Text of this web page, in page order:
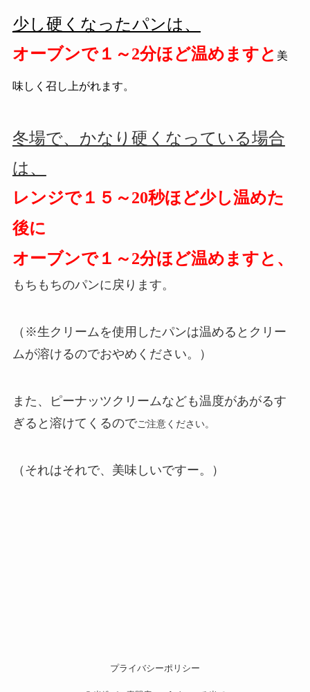
少し硬くなったパンは、
オーブンで１～2分ほど温めますと 美
味しく召し上がれます。
冬場で、かなり硬くなっている場合
は、
レンジで１５～20秒ほど少し温めた
後に
オーブンで１～2分ほど温めますと、
もちもちのパンに戻ります。
（※生クリームを使用したパンは温めるとクリー
ムが溶けるのでおやめください。）
また、ピーナッツクリームなども温度があがるす
ぎると溶けてくるのでご注意ください。
（それはそれで、美味しいですー。）
プライバシーポリシー